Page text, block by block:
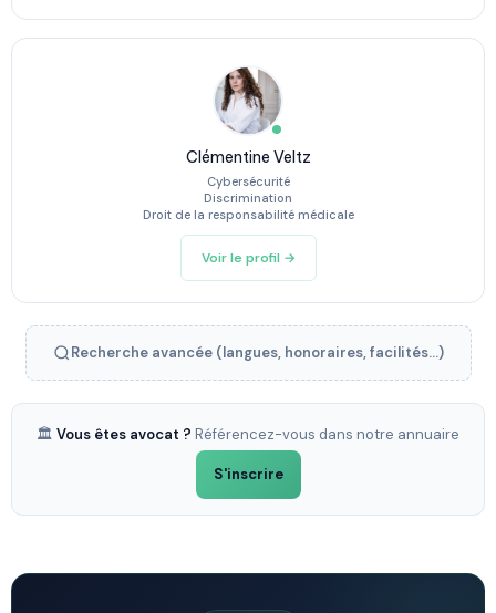
Clémentine Veltz
Cybersécurité
Discrimination
Droit de la responsabilité médicale
Voir le profil →
Recherche avancée (langues, honoraires, facilités...)
🏛️ Vous êtes avocat ? Référencez-vous dans notre annuaire
S'inscrire